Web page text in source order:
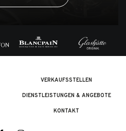
VERKAUFSSTELLEN
DIENSTLEISTUNGEN & ANGEBOTE
KONTAKT